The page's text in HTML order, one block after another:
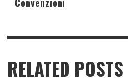
Convenzioni
RELATED POSTS